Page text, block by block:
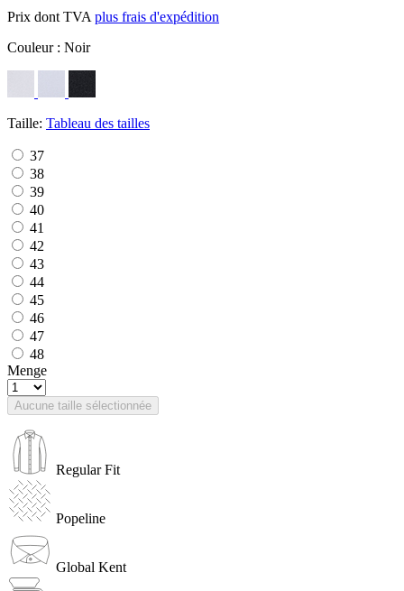
Prix dont TVA plus frais d'expédition
Couleur : Noir
Taille: Tableau des tailles
37
38
39
40
41
42
43
44
45
46
47
48
Menge
Aucune taille sélectionnée
Regular Fit
Popeline
Global Kent